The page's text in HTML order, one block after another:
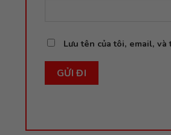
Lưu tên của tôi, email,